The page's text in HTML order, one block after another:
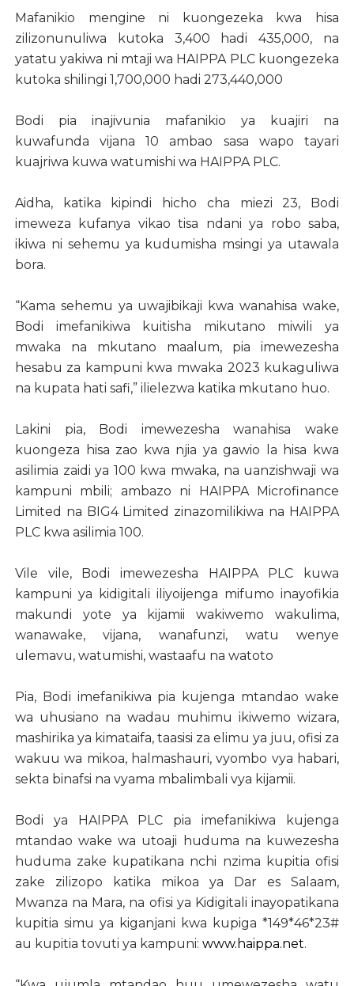
Mafanikio mengine ni kuongezeka kwa hisa
zilizonunuliwa kutoka 3,400 hadi 435,000, na
yatatu yakiwa ni mtaji wa HAIPPA PLC kuongezeka
kutoka shilingi 1,700,000 hadi 273,440,000
Bodi pia inajivunia mafanikio ya kuajiri na
kuwafunda vijana 10 ambao sasa wapo tayari
kuajriwa kuwa watumishi wa HAIPPA PLC.
Aidha, katika kipindi hicho cha miezi 23, Bodi
imeweza kufanya vikao tisa ndani ya robo saba,
ikiwa ni sehemu ya kudumisha msingi ya utawala
bora.
“Kama sehemu ya uwajibikaji kwa wanahisa wake,
Bodi imefanikiwa kuitisha mikutano miwili ya
mwaka na mkutano maalum, pia imewezesha
hesabu za kampuni kwa mwaka 2023 kukaguliwa
na kupata hati safi,” ilielezwa katika mkutano huo.
Lakini pia, Bodi imewezesha wanahisa wake
kuongeza hisa zao kwa njia ya gawio la hisa kwa
asilimia zaidi ya 100 kwa mwaka, na uanzishwaji wa
kampuni mbili; ambazo ni HAIPPA Microfinance
Limited na BIG4 Limited zinazomilikiwa na HAIPPA
PLC kwa asilimia 100.
Vile vile, Bodi imewezesha HAIPPA PLC kuwa
kampuni ya kidigitali iliyoijenga mifumo inayofikia
makundi yote ya kijamii wakiwemo wakulima,
wanawake, vijana, wanafunzi, watu wenye
ulemavu, watumishi, wastaafu na watoto
Pia, Bodi imefanikiwa pia kujenga mtandao wake
wa uhusiano na wadau muhimu ikiwemo wizara,
mashirika ya kimataifa, taasisi za elimu ya juu, ofisi za
wakuu wa mikoa, halmashauri, vyombo vya habari,
sekta binafsi na vyama mbalimbali vya kijamii.
Bodi ya HAIPPA PLC pia imefanikiwa kujenga
mtandao wake wa utoaji huduma na kuwezesha
huduma zake kupatikana nchi nzima kupitia ofisi
zake zilizopo katika mikoa ya Dar es Salaam,
Mwanza na Mara, na ofisi ya Kidigitali inayopatikana
kupitia simu ya kiganjani kwa kupiga *149*46*23#
au kupitia tovuti ya kampuni: www.haippa.net.